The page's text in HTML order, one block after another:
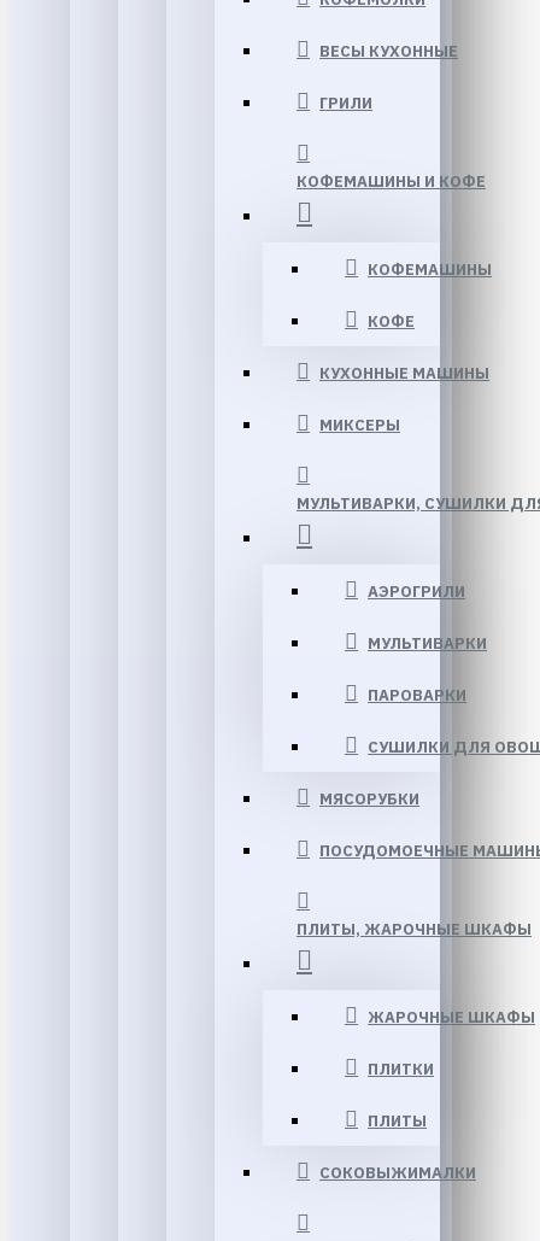
ВЕСЫ КУХОННЫЕ
ГРИЛИ
КОФЕМАШИНЫ И КОФЕ
КОФЕМАШИНЫ
КОФЕ
КУХОННЫЕ МАШИНЫ
МИКСЕРЫ
МУЛЬТИВАРКИ, CУШИЛКИ
АЭРОГРИЛИ
МУЛЬТИВАРКИ
ПАРОВАРКИ
СУШИЛКИ ДЛЯ
МЯСОРУБКИ
ПОСУДОМОЕЧНЫЕ
ПЛИТЫ, ЖАРОЧНЫЕ ШКАФЫ
ЖАРОЧНЫЕ ШКАФЫ
ПЛИТКИ
ПЛИТЫ
СОКОВЫЖИМАЛКИ